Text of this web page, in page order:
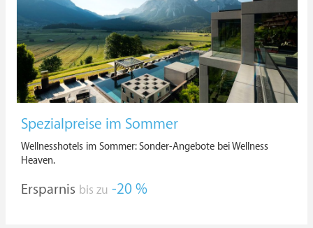
Spezialpreise im Sommer
Wellnesshotels im Sommer: Sonder-Angebote bei Wellness
Heaven.
Ersparnis bis zu -20 %